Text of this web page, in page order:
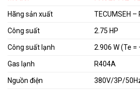
Hãng sản xuất TECUMSEH –
Công suất 2.75 HP
Công suất lạnh 2.906 W (Te =
Gas lạnh R404A
Nguồn điện 380V/3P/